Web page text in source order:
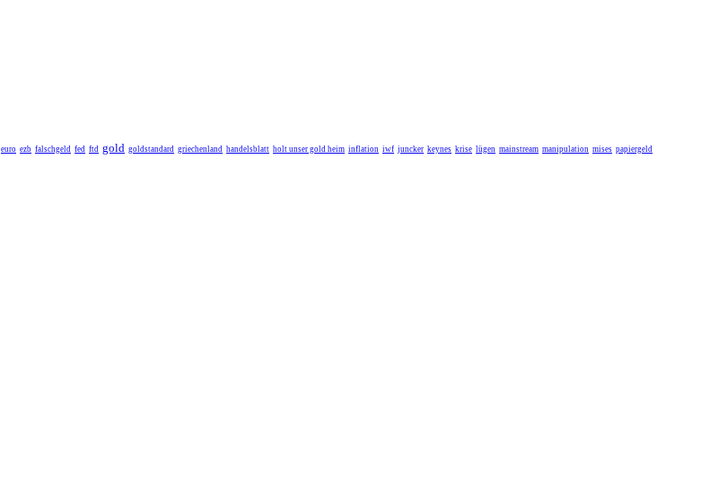
euro ezb falschgeld fed ftd gold goldstandard griechenland handelsblatt holt unser gold heim inflation iwf juncker keynes krise lügen mainstream manipulation mises papiergeld